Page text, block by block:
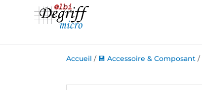
Accueil / 💾 Accessoire & Composant /